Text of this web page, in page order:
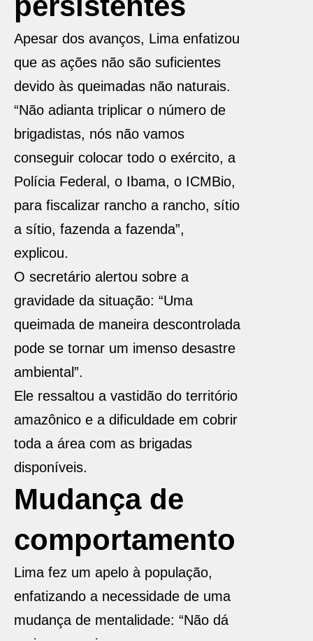
Apesar dos avanços, Lima enfatizou
que as ações não são suficientes
devido às queimadas não naturais.
“Não adianta triplicar o número de
brigadistas, nós não vamos
conseguir colocar todo o exército, a
Polícia Federal, o Ibama, o ICMBio,
para fiscalizar rancho a rancho, sítio
a sítio, fazenda a fazenda”,
explicou.
O secretário alertou sobre a
gravidade da situação: “Uma
queimada de maneira descontrolada
pode se tornar um imenso desastre
ambiental”.
Ele ressaltou a vastidão do território
amazônico e a dificuldade em cobrir
toda a área com as brigadas
disponíveis.
Mudança de
comportamento
Lima fez um apelo à população,
enfatizando a necessidade de uma
mudança de mentalidade: “Não dá